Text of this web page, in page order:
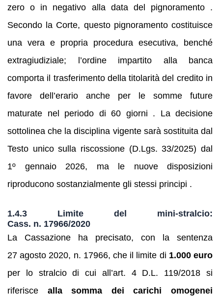
zero o in negativo alla data del pignoramento .
Secondo la Corte, questo pignoramento costituisce
una vera e propria procedura esecutiva, benché
extragiudiziale; l’ordine impartito alla banca
comporta il trasferimento della titolarità del credito in
favore dell’erario anche per le somme future
maturate nel periodo di 60 giorni . La decisione
sottolinea che la disciplina vigente sarà sostituita dal
Testo unico sulla riscossione (D.Lgs. 33/2025) dal
1º gennaio 2026, ma le nuove disposizioni
riproducono sostanzialmente gli stessi principi .
1.4.3 Limite del mini‑stralcio:
Cass. n. 17966/2020
La Cassazione ha precisato, con la sentenza
27 agosto 2020, n. 17966, che il limite di 1.000 euro
per lo stralcio di cui all’art. 4 D.L. 119/2018 si
riferisce alla somma dei carichi omogenei